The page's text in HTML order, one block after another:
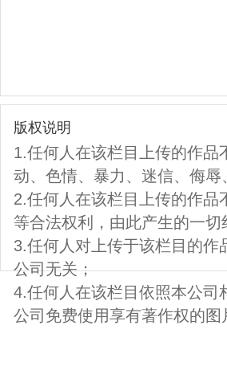
版权说明
1.任何人在该栏目上传的作
动、色情、暴力、迷信、侮
2.任何人在该栏目上传的作
等合法权利，由此产生的一
3.任何人对上传于该栏目的
公司无关；
4.任何人在该栏目依照本公司
公司免费使用享有著作权的